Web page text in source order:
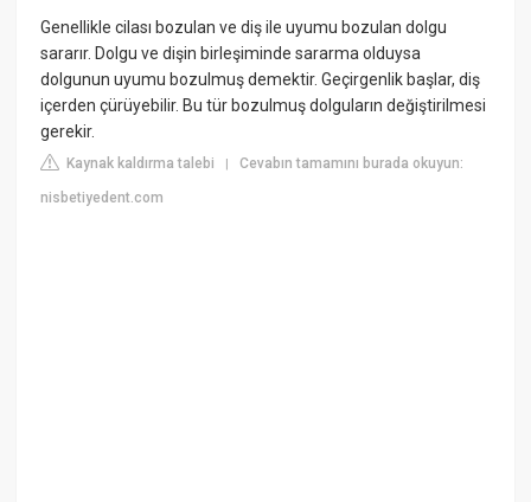
Genellikle cilası bozulan ve diş ile uyumu bozulan dolgu
sararır. Dolgu ve dişin birleşiminde sararma olduysa
dolgunun uyumu bozulmuş demektir. Geçirgenlik başlar, diş
içerden çürüyebilir. Bu tür bozulmuş dolguların değiştirilmesi
gerekir.
Kaynak kaldırma talebi |Cevabın tamamını burada okuyun:
nisbetiyedent.com